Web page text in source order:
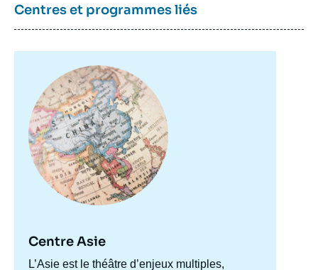
Centres et programmes liés
principale
Centre Asie
Accroche
L’Asie est le théâtre d’enjeux multiples,